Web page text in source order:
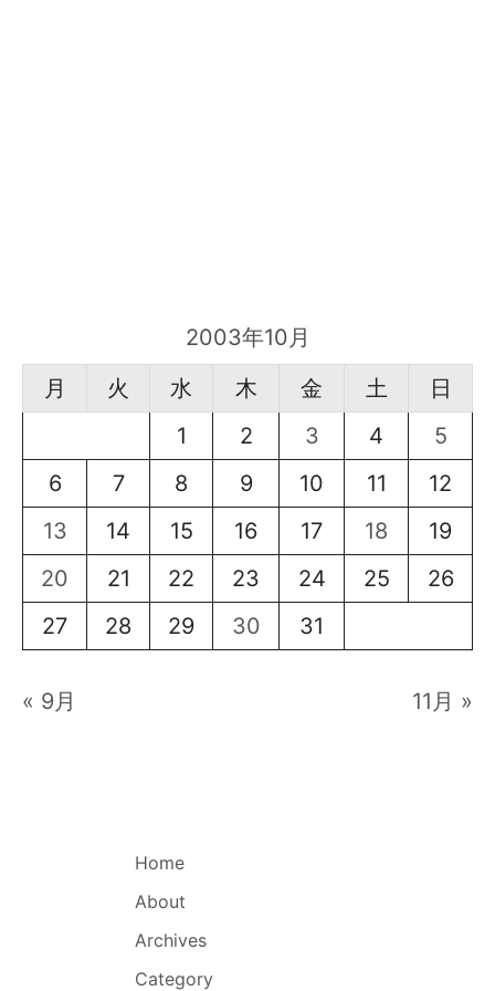
2003年10月
月
火 水 木 金 土
日
1
2 3 4
5
6
7 8 9 10 11
12
13
14 15 16 17 18
19
20
21 22 23 24 25
26
27
28 29 30 31
« 9月 11月 »
Home
About
Archives
Category